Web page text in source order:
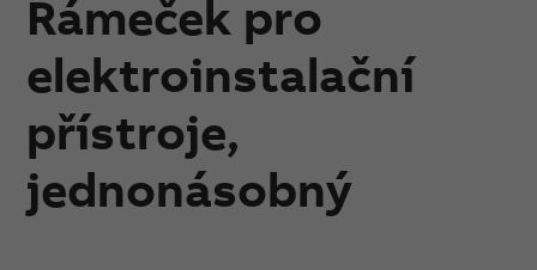
Rámeček pro
elektroinstalační
přístroje,
jednonásobný